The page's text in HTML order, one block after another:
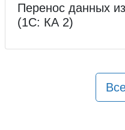
Перенос данных
(1С: КА 2)